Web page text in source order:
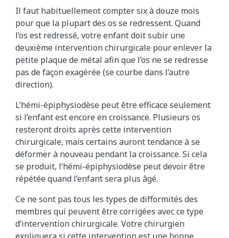
Il faut habituellement compter six à douze mois
pour que la plupart des os se redressent. Quand
l’os est redressé, votre enfant doit subir une
deuxième intervention chirurgicale pour enlever la
petite plaque de métal afin que l’os ne se redresse
pas de façon exagérée (se courbe dans l’autre
direction).
L’hémi-épiphysiodèse peut être efficace seulement
si l’enfant est encore en croissance. Plusieurs os
resteront droits après cette intervention
chirurgicale, mais certains auront tendance à se
déformer à nouveau pendant la croissance. Si cela
se produit, l’hémi-épiphysiodèse peut devoir être
répétée quand l’enfant sera plus âgé.
Ce ne sont pas tous les types de difformités des
membres qui peuvent être corrigées avec ce type
d’intervention chirurgicale. Votre chirurgien